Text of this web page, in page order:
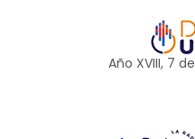
Año XVIII, 7 de